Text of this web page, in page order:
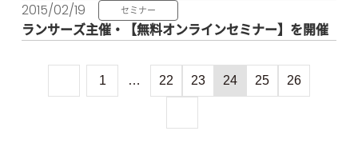
2015/02/19 セミナー
ランサーズ主催・【無料オンラインセミナー】を開催
1 … 22 23 24 25 26